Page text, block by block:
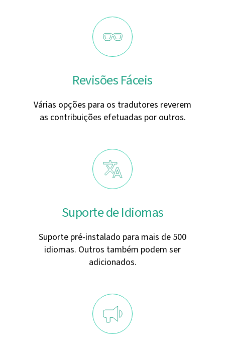
Revisões Fáceis
Várias opções para os tradutores reverem
as contribuições efetuadas por outros.
Suporte de Idiomas
Suporte pré-instalado para mais de 500
idiomas. Outros também podem ser
adicionados.